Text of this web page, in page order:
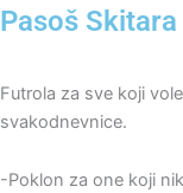
Pasoš Skitara
Futrola za sve koji
svakodnevnice.
-Poklon za one koji